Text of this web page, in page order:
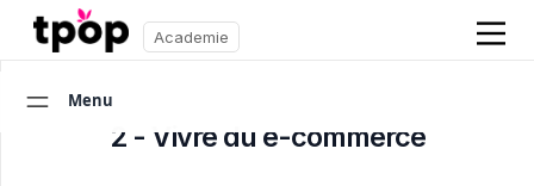
Academie
Menu
2 - Vivre du e-commerce